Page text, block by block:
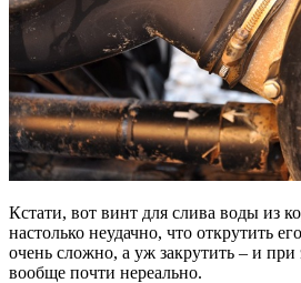
Кстати, вот винт для слива воды из
настолько неудачно, что открутить
очень сложно, а уж закрутить – и при
вообще почти нереально.